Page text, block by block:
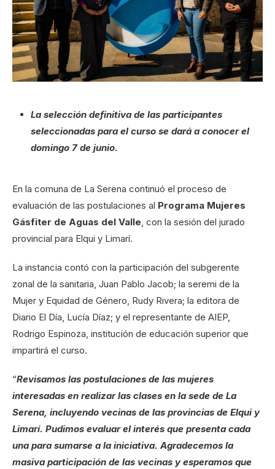
La selección definitiva de las participantes
seleccionadas para el curso se dará a conocer el
domingo 7 de junio.
En la comuna de La Serena continuó el proceso de
evaluación de las postulaciones al Programa Mujeres
Gásfiter de Aguas del Valle, con la sesión del jurado
provincial para Elqui y Limarí.
La instancia contó con la participación del subgerente
zonal de la sanitaria, Juan Pablo Jacob; la seremi de la
Mujer y Equidad de Género, Rudy Rivera; la editora de
Diario El Día, Lucía Díaz; y el representante de AIEP,
Rodrigo Espinoza, institución de educación superior que
impartirá el curso.
“Revisamos las postulaciones de las mujeres
interesadas en realizar las clases en la sede de La
Serena, incluyendo vecinas de las provincias de Elqui y
Limarí. Pudimos evaluar el interés que presenta cada
una para sumarse a la iniciativa. Agradecemos la
masiva participación de las vecinas y esperamos que